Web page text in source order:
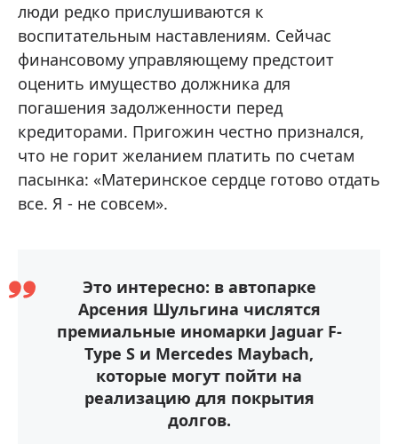
люди редко прислушиваются к
воспитательным наставлениям. Сейчас
финансовому управляющему предстоит
оценить имущество должника для
погашения задолженности перед
кредиторами. Пригожин честно признался,
что не горит желанием платить по счетам
пасынка: «Материнское сердце готово отдать
все. Я - не совсем».
Это интересно: в автопарке
Арсения Шульгина числятся
премиальные иномарки Jaguar F-
Type S и Mercedes Maybach,
которые могут пойти на
реализацию для покрытия
долгов.